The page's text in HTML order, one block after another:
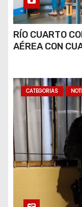
RÍO CUARTO
AÉREA CON
CATEGORIAS